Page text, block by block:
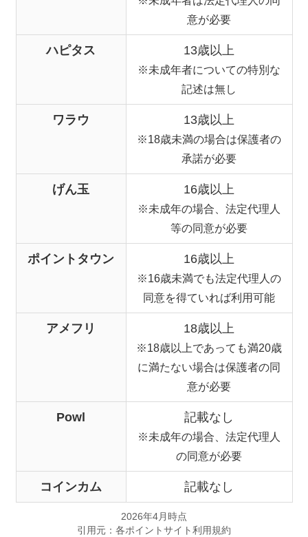
意が必要
ハピタス 13歳以上
※未成年者についての特別な
記述は無し
ワラウ 13歳以上
※18歳未満の場合は保護者の
承諾が必要
げん玉 16歳以上
※未成年の場合、法定代理人
等の同意が必要
ポイントタウン 16歳以上
※16歳未満でも法定代理人の
同意を得ていれば利用可能
アメフリ 18歳以上
※18歳以上であっても満20歳
に満たない場合は保護者の同
意が必要
Powl 記載なし
※未成年の場合、法定代理人
の同意が必要
コインカム 記載なし
2026年4月時点
引用元：各ポイントサイト利用規約